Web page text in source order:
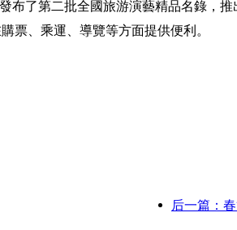
布了第二批全國旅游演藝精品名錄，
票、乘運、導覽等方面提供便利。
后一篇：